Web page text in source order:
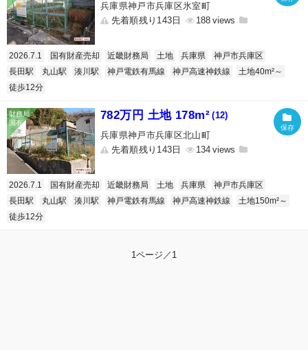
兵庫県神戸市兵庫区氷室町
先着順残り143日
188
2026.7.1 国有財産売却 近畿財務局 土地 兵庫県
神戸市兵庫区
長田駅
丸山駅 湊川駅 神戸電鉄有馬線 神戸高速神鉄線
土地40m²～
徒歩12分
782万円 土地 178m² (12)
兵庫県神戸市兵庫区北山町
先着順残り143日
134
2026.7.1 国有財産売却 近畿財務局 土地 兵庫県
神戸市兵庫区
長田駅
丸山駅 湊川駅 神戸電鉄有馬線 神戸高速神鉄線
土地150m²～
徒歩12分
1ページ／1